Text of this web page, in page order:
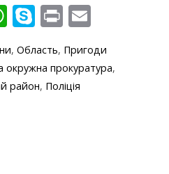
W
at
s
S
y
p
Pr
t ai
l
, Область, Пригоди
окружна прокуратура,
район, Поліція